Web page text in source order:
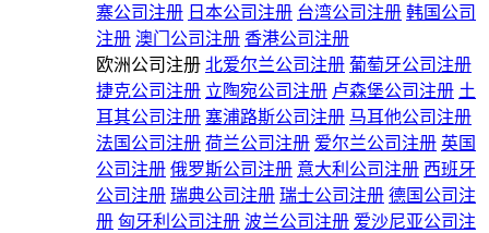
寨公司注册 日本公司注册 台湾公司注册 韩国公司
注册 澳门公司注册 香港公司注册
欧洲公司注册 北爱尔兰公司注册 葡萄牙公司注册
捷克公司注册 立陶宛公司注册 卢森堡公司注册 土
耳其公司注册 塞浦路斯公司注册 马耳他公司注册
法国公司注册 荷兰公司注册 爱尔兰公司注册 英国
公司注册 俄罗斯公司注册 意大利公司注册 西班牙
公司注册 瑞典公司注册 瑞士公司注册 德国公司注
册 匈牙利公司注册 波兰公司注册 爱沙尼亚公司注